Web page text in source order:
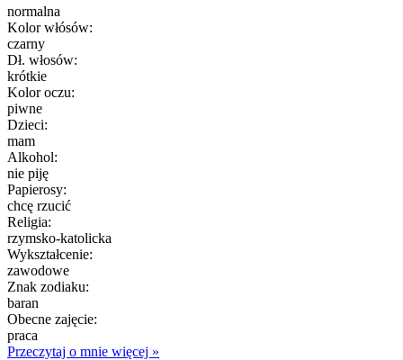
normalna
Kolor włósów:
czarny
Dł. włosów:
krótkie
Kolor oczu:
piwne
Dzieci:
mam
Alkohol:
nie piję
Papierosy:
chcę rzucić
Religia:
rzymsko-katolicka
Wykształcenie:
zawodowe
Znak zodiaku:
baran
Obecne zajęcie:
praca
Przeczytaj o mnie więcej »